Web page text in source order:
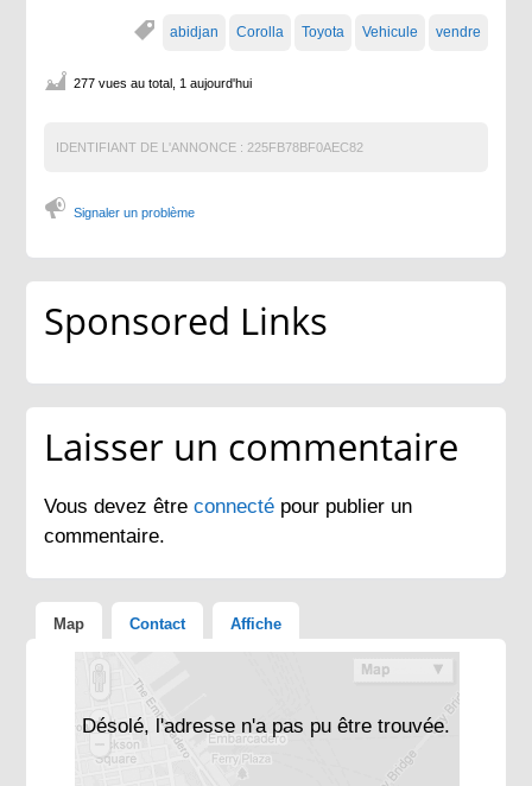
abidjan Corolla Toyota Vehicule vendre
277 vues au total, 1 aujourd'hui
IDENTIFIANT DE L'ANNONCE : 225FB78BF0AEC82
Signaler un problème
Sponsored Links
Laisser un commentaire
Vous devez êtreconnecté pour publier un
commentaire.
Map Contact Affiche
Désolé, l'adresse n'a pas pu être trouvée.